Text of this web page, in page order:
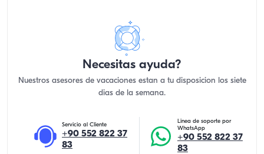
Necesitas ayuda?
Nuestros asesores de vacaciones estan a tu disposicion los siete
dias de la semana.
Servicio al Cliente
+90 552 822 37
83
Linea de soporte por
WhatsApp
+90 552 822 37
83